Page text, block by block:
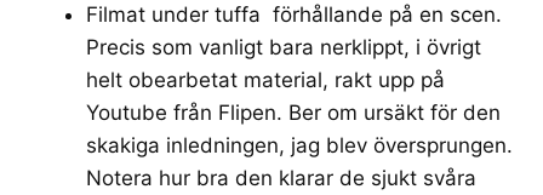
Filmat under tuffa förhållande på en scen.
Precis som vanligt bara nerklippt, i övrigt
helt obearbetat material, rakt upp på
Youtube från Flipen. Ber om ursäkt för den
skakiga inledningen, jag blev översprungen.
Notera hur bra den klarar de sjukt svåra